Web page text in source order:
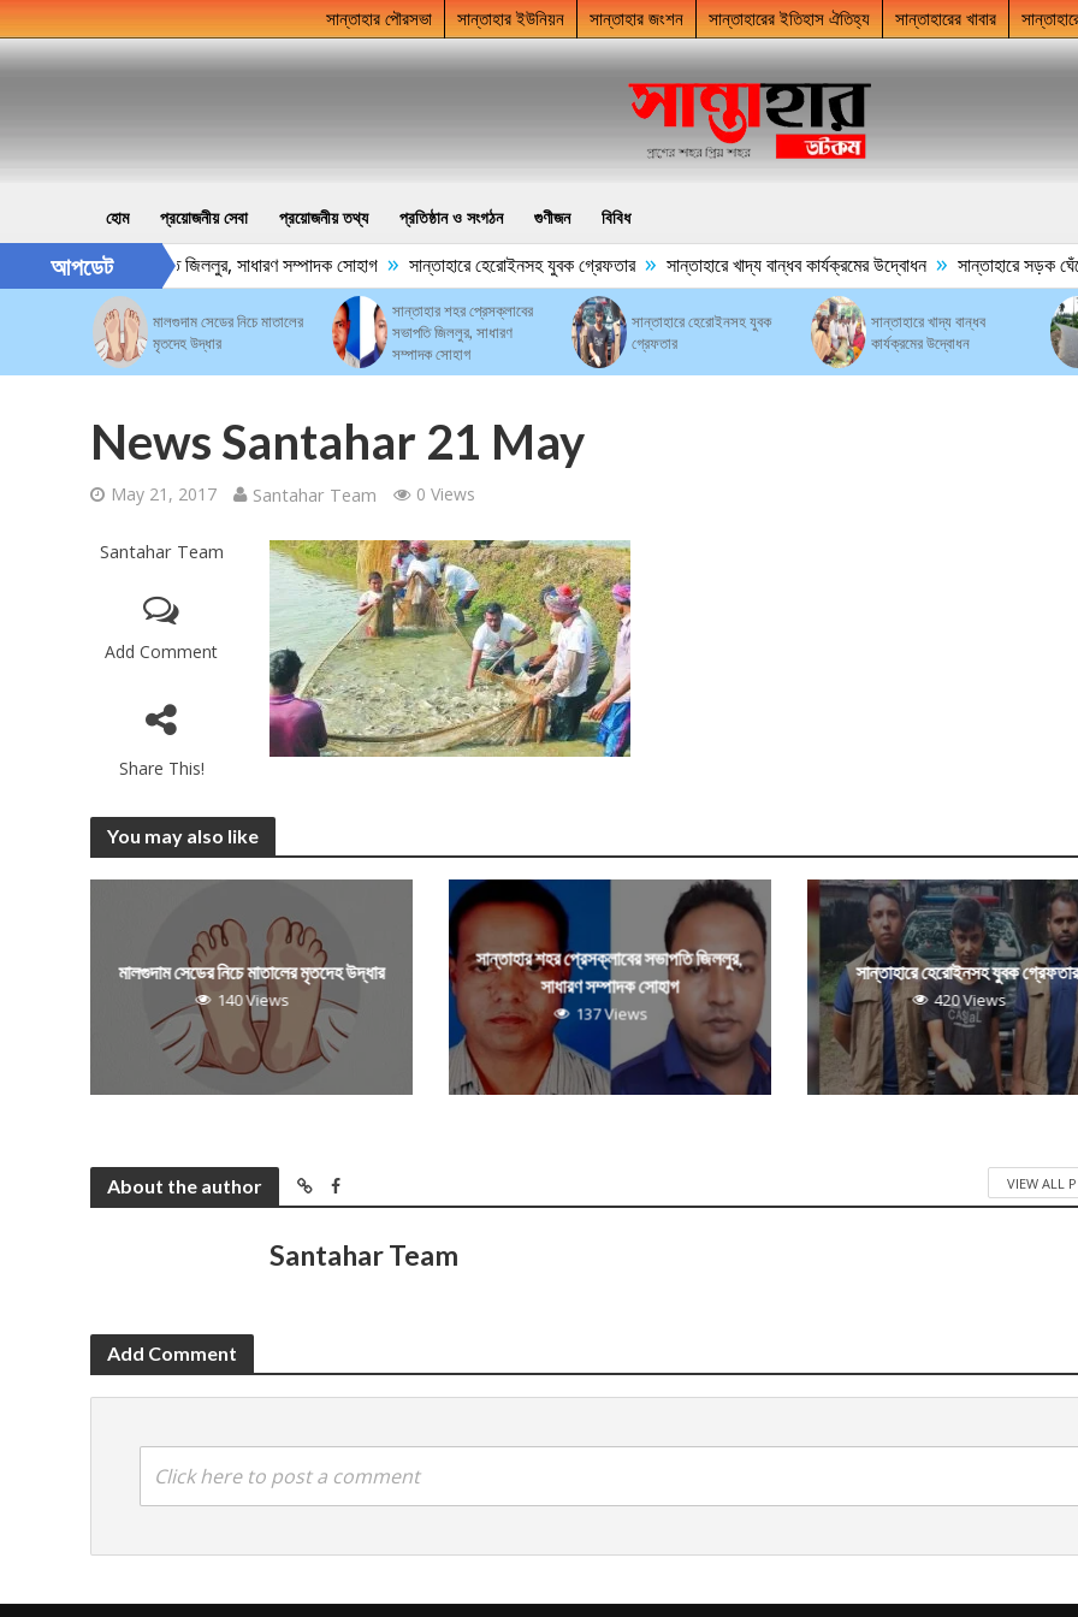
সান্তাহার পৌরসভা সান্তাহার ইউনিয়ন সান্তাহার জংশন সান্তাহারের ইতিহাস ঐতিহ্য সান্তাহারের খাবার
হোম প্রয়োজনীয় সেবা প্রয়োজনীয় তথ্য প্রতিষ্ঠান ও সংগঠন গুণীজন বিবিধ
আপডেট
শহর প্রেসক্লাবের সভাপতি জিললুর, সাধারণ সম্পাদক সোহাগ » সান্তাহারে হেরোইনসহ যুবক গ্রেফতার » সান্তাহারে খাদ্য বান্ধব কার্যক্রমের উদ্বোধন » সান্তাহারে সড়ক ঘেঁষে
মালগুদাম সেডের নিচে মাতালের
মৃতদেহ উদ্ধার
সান্তাহার শহর প্রেসক্লাবের
সভাপতি জিললুর, সাধারণ
সম্পাদক সোহাগ
সান্তাহারে হেরোইনসহ যুবক
গ্রেফতার
সান্তাহারে খাদ্য বান্ধব
কার্যক্রমের উদ্বোধন
News Santahar 21 May
May 21, 2017 Santahar Team 0 Views
Santahar Team
Add Comment
Share This!
You may also like
মালগুদাম সেডের নিচে মাতালের মৃতদেহ উদ্ধার
140 Views
সান্তাহার শহর প্রেসক্লাবের সভাপতি জিললুর,
সাধারণ সম্পাদক সোহাগ
137 Views
সান্তাহারে হেরোইনসহ যুবক গ্রেফতার
420 Views
About the author VIEW ALL
Santahar Team
Add Comment
Click here to post a comment